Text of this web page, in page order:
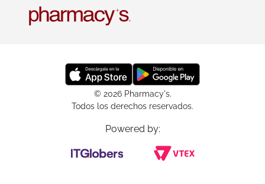
© 2026 Pharmacy's.
Todos los derechos reservados.
Powered by: